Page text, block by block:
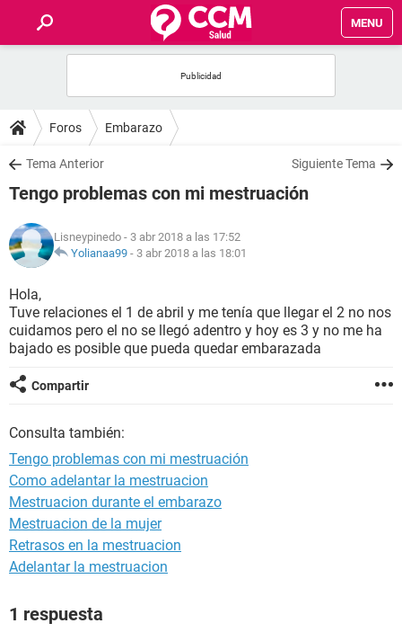
MENU
FOROS
SALUD
FAMILIA
NUTRICIÓN
BIENESTAR
SEXUALIDAD
GLOSARIO
Foros Embarazo
Tema Anterior Siguiente Tema
Tengo problemas con mi mestruación
Lisneypinedo - 3 abr 2018 a las 17:52
Yolianaa99 - 3 abr 2018 a las 18:01
Hola,
Tuve relaciones el 1 de abril y me tenía que llegar el 2 no nos
cuidamos pero el no se llegó adentro y hoy es 3 y no me ha
bajado es posible que pueda quedar embarazada
Compartir
Consulta también:
Tengo problemas con mi mestruación
Como adelantar la mestruacion
Mestruacion durante el embarazo
Mestruacion de la mujer
Retrasos en la mestruacion
Adelantar la mestruacion
1 respuesta